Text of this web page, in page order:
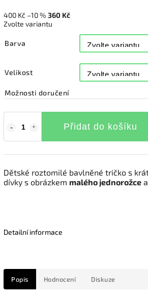
400 Kč –10 % 360 Kč
Zvolte variantu
Barva
Velikost
Možnosti doručení
Přidat do košíku
Dětské roztomilé bavlněné tričko s
dívky s obrázkem malého jednorožce
Detailní informace
Popis Hodnocení Diskuze